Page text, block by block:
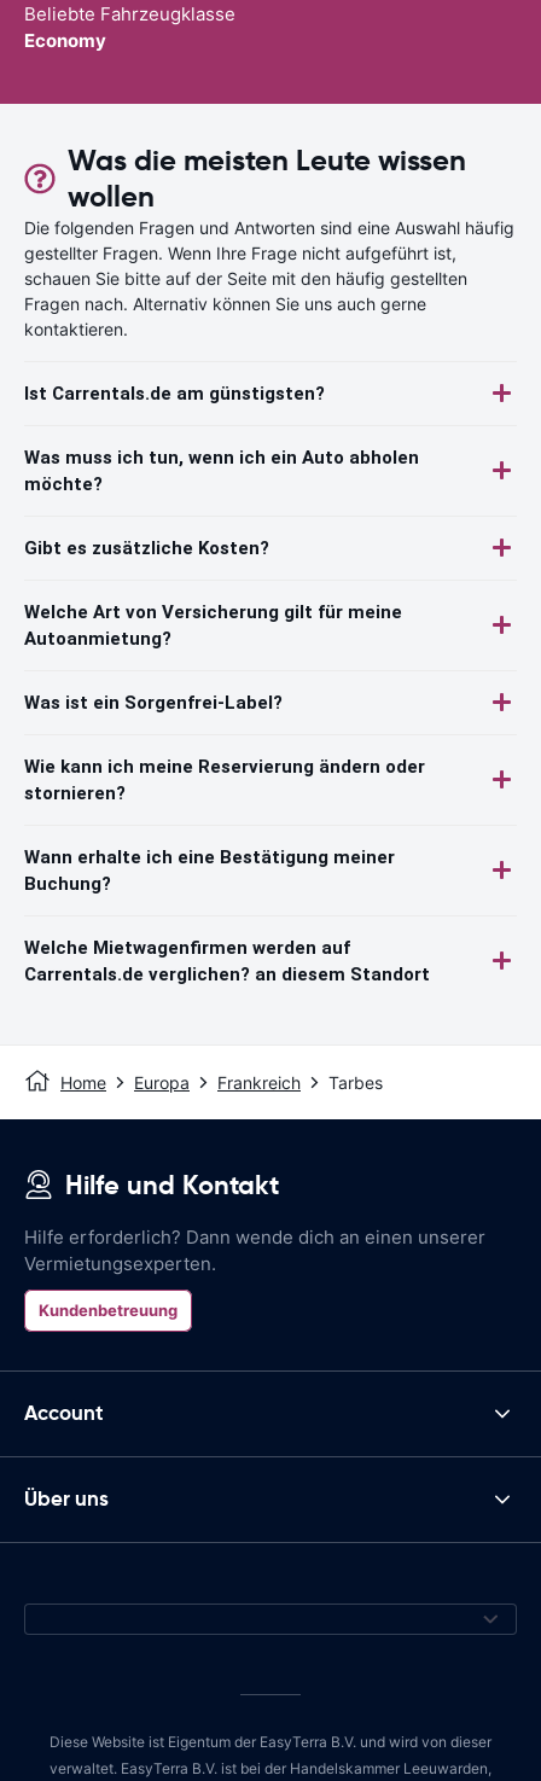
Beliebte Fahrzeugklasse
Economy
Was die meisten Leute wissen
wollen
Die folgenden Fragen und Antworten sind eine Auswahl häufig
gestellter Fragen. Wenn Ihre Frage nicht aufgeführt ist,
schauen Sie bitte auf der Seite mit den häufig gestellten
Fragen nach. Alternativ können Sie uns auch gerne
kontaktieren.
Ist Carrentals.de am günstigsten?
Was muss ich tun, wenn ich ein Auto abholen
möchte?
Gibt es zusätzliche Kosten?
Welche Art von Versicherung gilt für meine
Autoanmietung?
Was ist ein Sorgenfrei-Label?
Wie kann ich meine Reservierung ändern oder
stornieren?
Wann erhalte ich eine Bestätigung meiner
Buchung?
Welche Mietwagenfirmen werden auf
Carrentals.de verglichen? an diesem Standort
Home Europa Frankreich Tarbes
Hilfe und Kontakt
Hilfe erforderlich? Dann wende dich an einen unserer
Vermietungsexperten.
Kundenbetreuung
Account
Über uns
Diese Website ist Eigentum der EasyTerra B.V. und wird von dieser
verwaltet. EasyTerra B.V. ist bei der Handelskammer Leeuwarden,